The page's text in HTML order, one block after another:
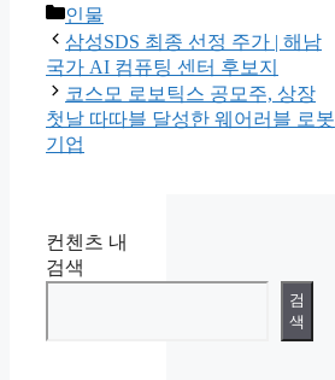
카
테
고
리
인물
삼성SDS 최종 선정 주가 | 해남
국가 AI 컴퓨팅 센터 후보지
코스모 로보틱스 공모주, 상장
첫날 따따블 달성한 웨어러블 로봇
기업
컨첸츠 내
검색
검
색